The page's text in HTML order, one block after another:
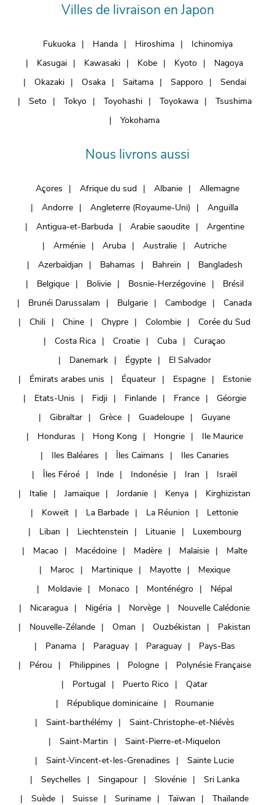
Villes de livraison en Japon
Fukuoka Handa Hiroshima
Ichinomiya
Kasugai
Kawasaki Kobe Kyoto
Nagoya
Okazaki
Osaka Saitama Sapporo
Sendai
Seto
Tokyo Toyohashi Toyokawa
Tsushima
Yokohama
Nous livrons aussi
Açores Afrique du sud Albanie
Allemagne
Andorre
Angleterre (Royaume-Uni)
Anguilla
Antigua-et-Barbuda
Arabie saoudite
Argentine
Arménie
Aruba Australie
Autriche
Azerbaïdjan
Bahamas Bahreïn
Bangladesh
Belgique
Bolivie Bosnie-Herzégovine
Brésil
Brunéi Darussalam
Bulgarie Cambodge
Canada
Chili
Chine Chypre Colombie
Corée du Sud
Costa Rica
Croatie Cuba
Curaçao
Danemark
Égypte
El Salvador
Émirats arabes unis
Équateur Espagne
Estonie
Etats-Unis
Fidji Finlande France
Géorgie
Gibraltar
Grèce Guadeloupe
Guyane
Honduras
Hong Kong Hongrie
Ile Maurice
Iles Baléares
Îles Caïmans
Iles Canaries
Îles Féroé
Inde Indonésie Iran
Israël
Italie
Jamaïque Jordanie Kenya
Kirghizistan
Koweït
La Barbade La Réunion
Lettonie
Liban
Liechtenstein Lituanie
Luxembourg
Macao
Macédoine Madère Malaisie
Malte
Maroc
Martinique Mayotte
Mexique
Moldavie
Monaco Monténégro
Népal
Nicaragua
Nigéria Norvège
Nouvelle Calédonie
Nouvelle-Zélande
Oman Ouzbékistan
Pakistan
Panama
Paraguay Paraguay
Pays-Bas
Pérou
Philippines Pologne
Polynésie Française
Portugal
Puerto Rico
Qatar
République dominicaine
Roumanie
Saint-barthélémy
Saint-Christophe-et-Niévès
Saint-Martin
Saint-Pierre-et-Miquelon
Saint-Vincent-et-les-Grenadines
Sainte Lucie
Seychelles
Singapour Slovénie
Sri Lanka
Suède
Suisse Suriname Taïwan Thaïlande